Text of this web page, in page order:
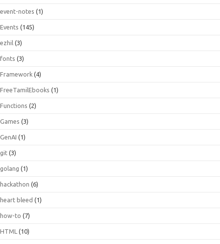
event-notes (1)
Events (145)
ezhil (3)
fonts (3)
Framework (4)
FreeTamilEbooks (1)
Functions (2)
Games (3)
GenAI (1)
git (3)
golang (1)
hackathon (6)
heart bleed (1)
how-to (7)
HTML (10)